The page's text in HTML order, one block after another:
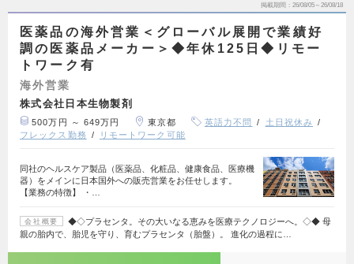
掲載期間 26/08/05～26/08/18
医薬品の海外営業＜グローバル展開で業績好
調の医薬品メーカー＞◆年休125日◆リモー
トワーク有
海外営業
株式会社日本生物製剤
500万円 ～ 649万円 東京都 英語力不問
土日祝休み
フレックス勤務
リモートワーク可能
同社のヘルスケア製品（医薬品、化粧品、健康食品、医療機
器）をメインに日本国外への販売営業をお任せします。
【業務の特徴】 ・…
会社概要
◆◇プラセンタ。その大いなる恵みを医療テクノロジーへ。◇◆ 母
親の胎内で、胎児を守り、育むプラセンタ（胎盤）。 進化の過程に…